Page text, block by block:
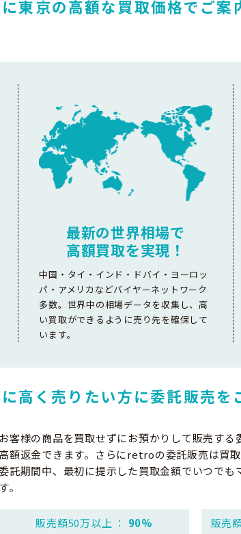
東京の高額な買取価格でご案
最新の世界相場で
高額買取を実現！
中国・タイ・インド・ドバイ・ヨーロッ
パ・アメリカなどバイヤーネットワーク
多数。世界中の相場データを収集し、高
い買取ができるように売り先を確保して
います。
高く売りたい方に委託販売を
お客様の商品を買取せずにお預かりして販売する
高額返金できます。さらにretroの委託販売は買
託期間中、最初に提示した買取金額でいつでも
す。
販売額50万以上 ： 90% 販売